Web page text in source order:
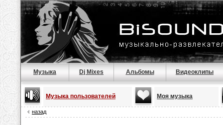
Музыка Dj Mixes Альбомы Видеоклипы
Музыка пользователей Моя музыка
назад